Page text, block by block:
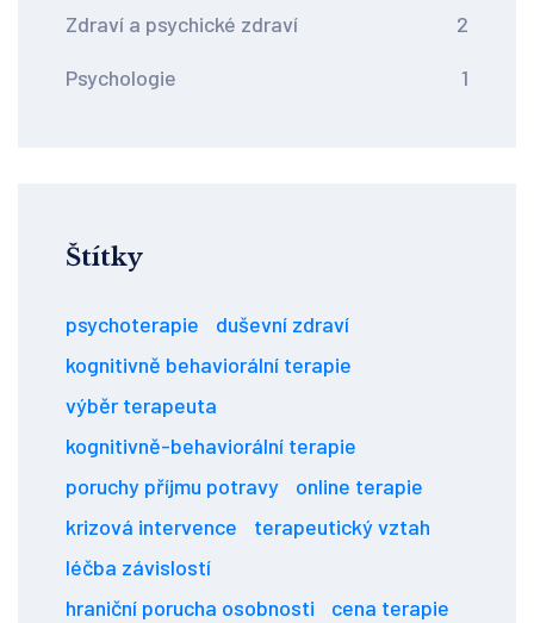
Zdraví a psychické zdraví 2
Psychologie 1
Štítky
psychoterapie
duševní zdraví
kognitivně behaviorální terapie
výběr terapeuta
kognitivně-behaviorální terapie
poruchy příjmu potravy
online terapie
krizová intervence
terapeutický vztah
léčba závislostí
hraniční porucha osobnosti
cena terapie